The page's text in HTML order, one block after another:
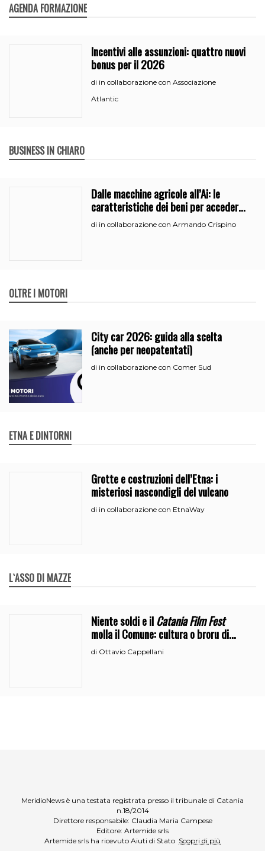
AGENDA FORMAZIONE
Incentivi alle assunzioni: quattro nuovi
bonus per il 2026
di in collaborazione con Associazione
Atlantic
BUSINESS IN CHIARO
Dalle macchine agricole all’Ai: le
caratteristiche dei beni per accedere
all’iperammortamento
di in collaborazione con Armando Crispino
OLTRE I MOTORI
City car 2026: guida alla scelta
(anche per neopatentati)
di in collaborazione con Comer Sud
ETNA E DINTORNI
Grotte e costruzioni dell’Etna: i
misteriosi nascondigli del vulcano
di in collaborazione con EtnaWay
L`ASSO DI MAZZE
Niente soldi e ilCatania Film Fest
molla il Comune: cultura o broru di
ciciri?
di Ottavio Cappellani
MeridioNews è una testata registrata presso il tribunale di Catania
n.18/2014
Direttore responsabile: Claudia Maria Campese
Editore: Artemide srls
Artemide srls ha ricevuto Aiuti di Stato Scopri di più